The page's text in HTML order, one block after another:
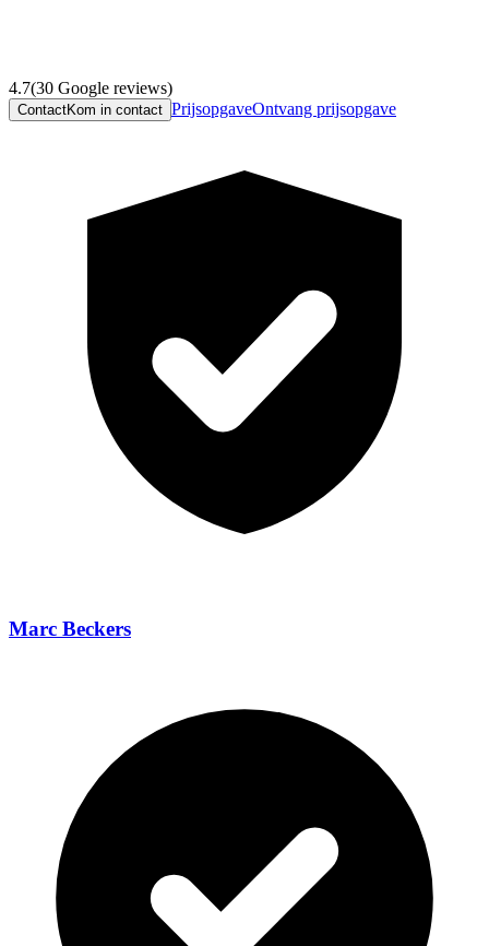
4.7(30 Google reviews)
ContactKom in contact PrijsopgaveOntvang prijsopgave
Marc Beckers